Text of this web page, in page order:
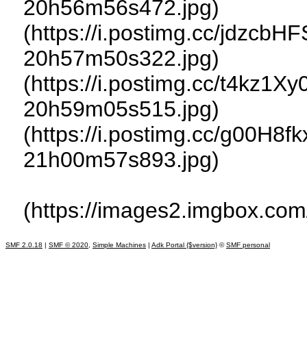
20h56m56s472.jpg)
(https://i.postimg.cc/
20h57m50s322.jpg)
(https://i.postimg.cc/
20h59m05s515.jpg)
(https://i.postimg.cc/
21h00m57s893.jpg)
(https://
SMF 2.0.18 | SMF © 2020 Simple Machines | Adk Portal {$version}©SMF personal